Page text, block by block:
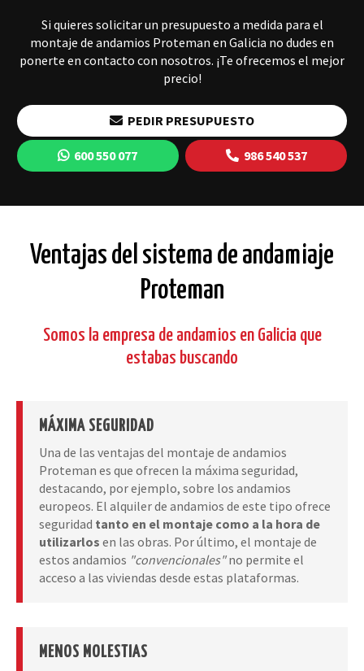
Si quieres solicitar un presupuesto a medida para el
montaje de andamios Proteman en Galicia no dudes en
ponerte en contacto con nosotros. ¡Te ofrecemos el mejor
precio!
PEDIR PRESUPUESTO
600 550 077 986 540 537
Ventajas del sistema de andamiaje
Proteman
Somos la empresa de andamios en Galicia que
estabas buscando
MÁXIMA SEGURIDAD
Una de las ventajas del montaje de andamios
Proteman es que ofrecen la máxima seguridad,
destacando, por ejemplo, sobre los andamios
europeos. El alquiler de andamios de este tipo ofrece
seguridad tanto en el montaje como a la hora de
utilizarlos en las obras. Por último, el montaje de
estos andamios "convencionales"no permite el
acceso a las viviendas desde estas plataformas.
MENOS MOLESTIAS